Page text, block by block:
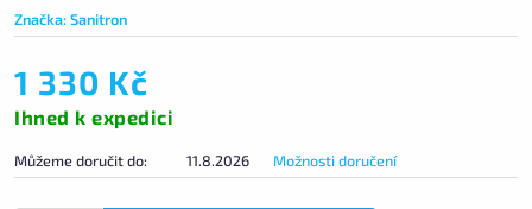
Značka:Sanitron
1 330 Kč
Ihned k expedici
Můžeme doručit do: 11.8.2026 Možnosti doručení